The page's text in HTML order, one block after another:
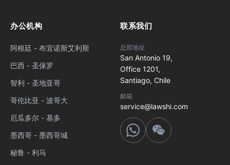
办公机构
阿根廷 - 布宜诺斯艾利斯
巴西 - 圣保罗
智利 - 圣地亚哥
哥伦比亚 - 波哥大
厄瓜多尔 - 基多
墨西哥 - 墨西哥城
秘鲁 - 利马
联系我们
总部地址
San Antonio 19,
Office 1201,
Santiago, Chile
邮箱
service@lawshi.com